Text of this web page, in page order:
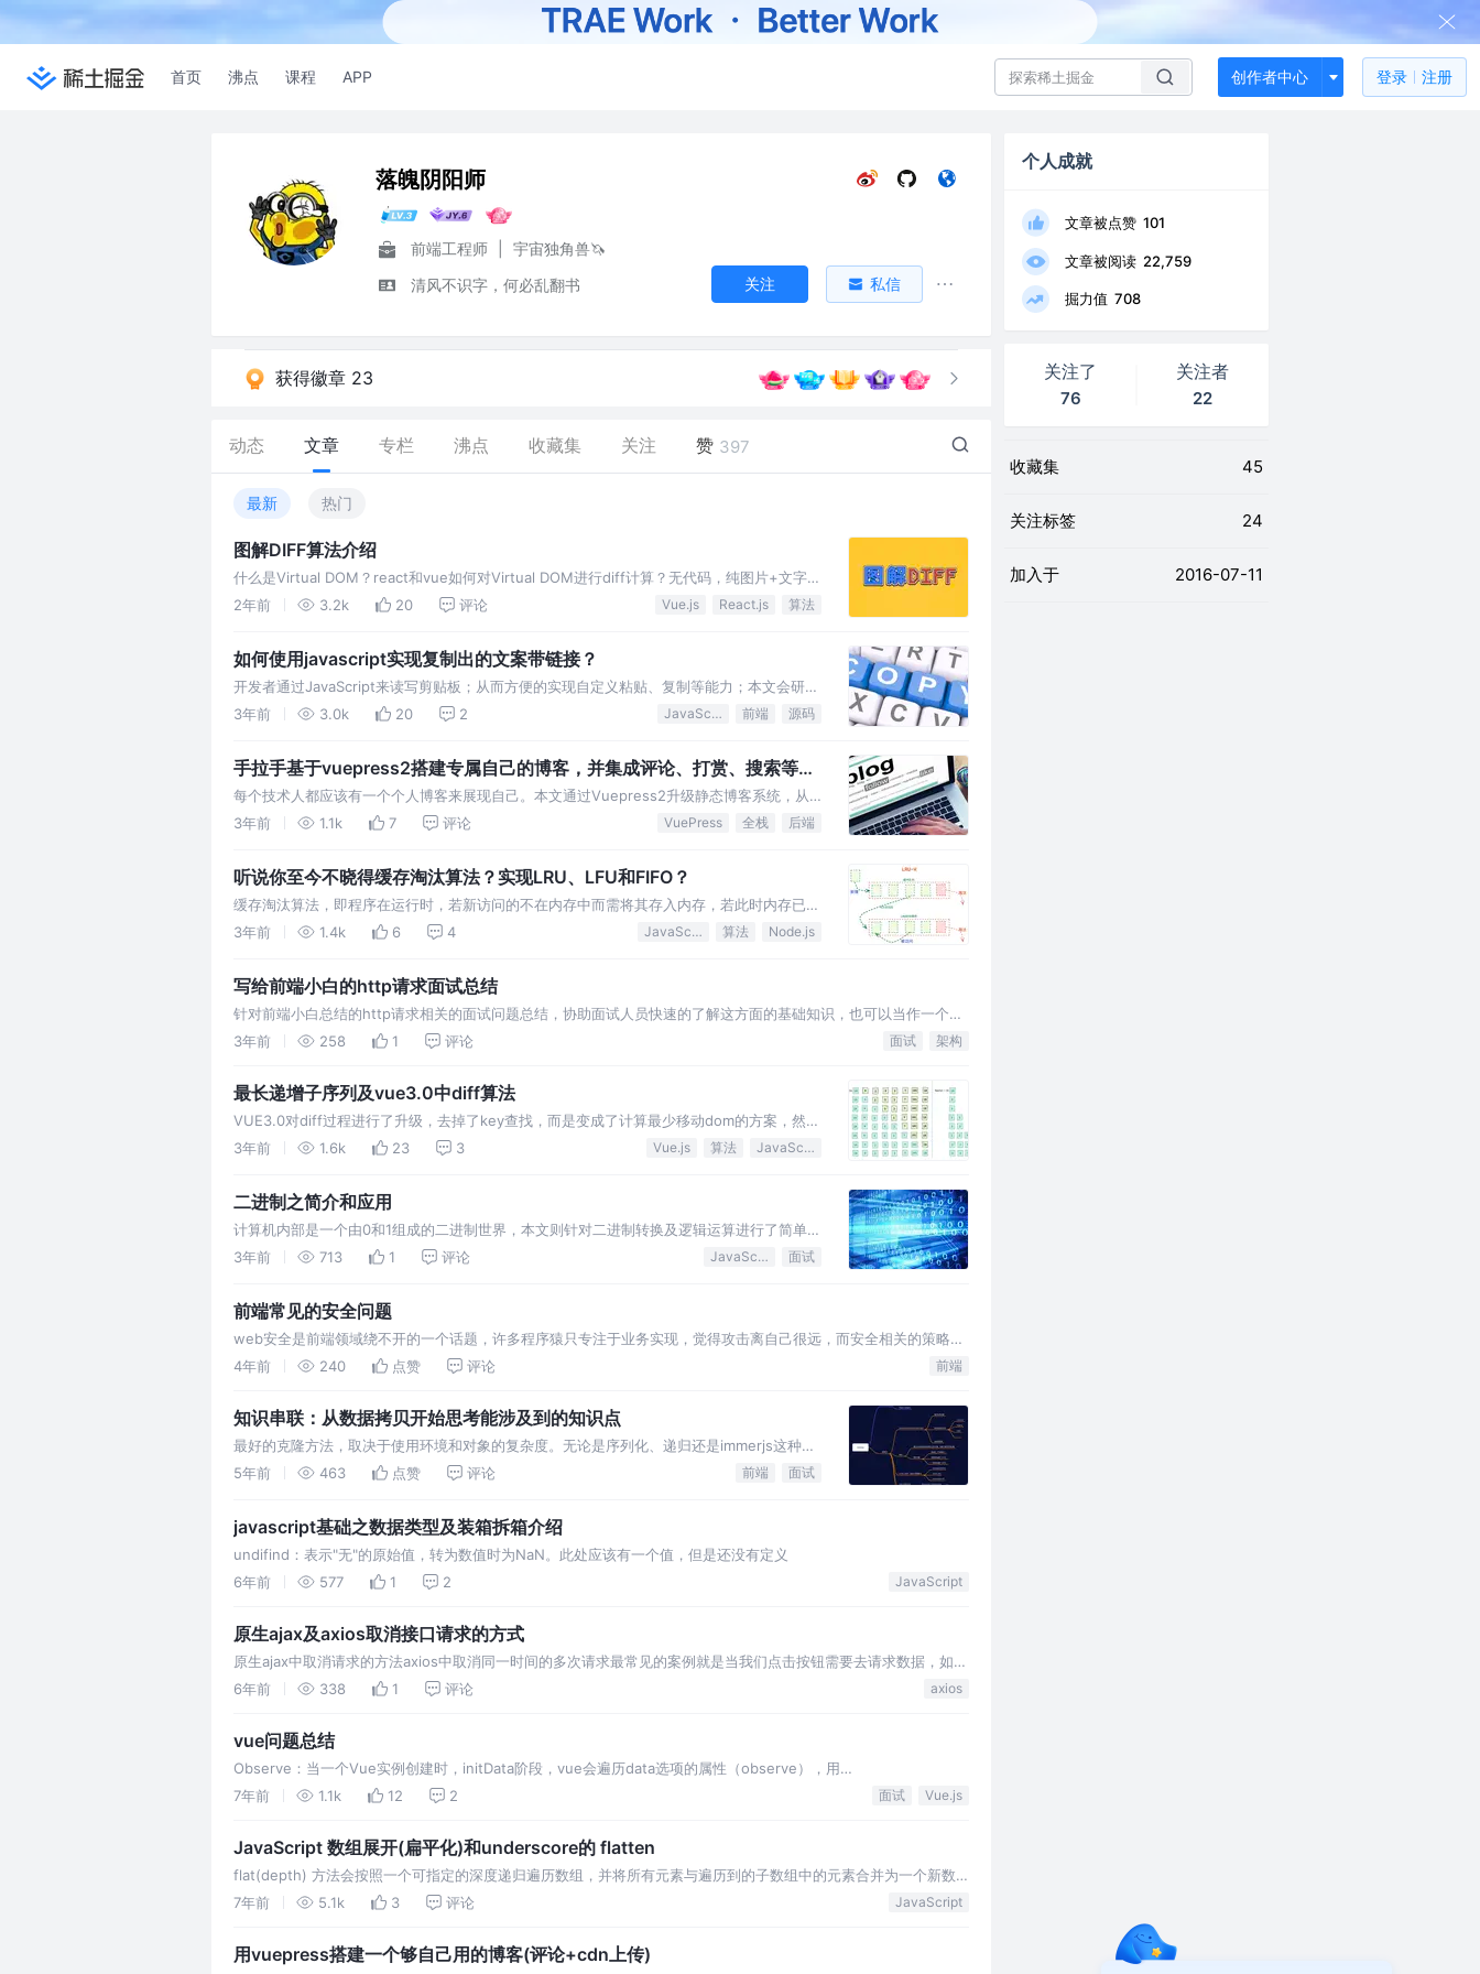
首页 沸点 课程 APP 创作者中心 登录 注册
落魄阴阳师
前端工程师
宇宙独角兽🦄️
清风不识字，何必乱翻书
关注 私信
获得徽章 23
动态 文章 专栏 沸点 收藏集 关注 赞 397
最新 热门
图解DIFF算法介绍
什么是Virtual DOM？react和vue如何对Virtual DOM进行diff计算？无代码，纯图片+文字讲
解的方式尽可能简单的讲解diff是如何实现的
2年前 3.2k 20 评论 Vue.js React.js 算法
如何使用javascript实现复制出的文案带链接？
开发者通过JavaScript来读写剪贴板；从而方便的实现自定义粘贴、复制等能力；本文会研究
Clipboard API和execCommand的使用方法，同时也会研读下clipboard.js
3年前 3.0k 20 2 JavaScript 前端 源码
手拉手基于vuepress2搭建专属自己的博客，并集成评论、打赏、搜索等常
用功能
每个技术人都应该有一个个人博客来展现自己。本文通过Vuepress2升级静态博客系统，从
零开始制作一个够用、专属自己的稳定博客。博客支持了评论、首页、列表页、分页、标签、
3年前 1.1k 7 评论 VuePress 全栈 后端
听说你至今不晓得缓存淘汰算法？实现LRU、LFU和FIFO？
缓存淘汰算法，即程序在运行时，若新访问的不在内存中而需将其存入内存，若此时内存已无
多余空间，就需要从内存中清除一些数据来存储最新的访问，而这个算法是针对需要淘汰的数
3年前 1.4k 6 4 JavaScript 算法 Node.js
写给前端小白的http请求面试总结
针对前端小白总结的http请求相关的面试问题总结，协助面试人员快速的了解这方面的基础知识，也可以当作一个入
门级别的知识储备
3年前 258 1 评论 面试 架构
最长递增子序列及vue3.0中diff算法
VUE3.0对diff过程进行了升级，去掉了key查找，而是变成了计算最少移动dom的方案，然后
在进行dom更新，它的计算方式就是以最长递增子序列算法为基础进行改造而来的，本文将一
3年前 1.6k 23 3 Vue.js 算法 JavaScript
二进制之简介和应用
计算机内部是一个由0和1组成的二进制世界，本文则针对二进制转换及逻辑运算进行了简单介
绍和代码示例。并针对二进制运算在vue3及工作中的应用进行了举例介绍
3年前 713 1 评论 JavaScript 面试
前端常见的安全问题
web安全是前端领域绕不开的一个话题，许多程序猿只专注于业务实现，觉得攻击离自己很远，而安全相关的策略也
只停留在面试层面。
4年前 240 点赞 评论 前端
知识串联：从数据拷贝开始思考能涉及到的知识点
最好的克隆方法，取决于使用环境和对象的复杂度。无论是序列化、递归还是immerjs这种代
理的方式，都各有各的好处和适用的地方，在合适的时机选择合适的方式，才能保证代码的效
5年前 463 点赞 评论 前端 面试
javascript基础之数据类型及装箱拆箱介绍
undifind：表示"无"的原始值，转为数值时为NaN。此处应该有一个值，但是还没有定义
6年前
577 1 2 JavaScript
原生ajax及axios取消接口请求的方式
原生ajax中取消请求的方法axios中取消同一时间的多次请求最常见的案例就是当我们点击按钮需要去请求数据，如果
按钮没有坐任何限制的话，当快速多次点击按钮，可能会同时发出好几条相同的请求，造成服务器压
6年前 338 1 评论 axios
vue问题总结
Observe：当一个Vue实例创建时，initData阶段，vue会遍历data选项的属性（observe），用
Object.defineProperty 将它们转为 getter/setter并且在内部追踪相关依赖(dep)，在属性被访问和修改时通知变
7年前 1.1k 12 2 面试 Vue.js
JavaScript 数组展开(扁平化)和underscore的 flatten
flat(depth) 方法会按照一个可指定的深度递归遍历数组，并将所有元素与遍历到的子数组中的元素合并为一个新数
组返回。参数depth表示要提取嵌套数组的结构深度,默认为1
7年前 5.1k 3 评论 JavaScript
用vuepress搭建一个够自己用的博客(评论+cdn上传)
个人成就
文章被点赞 101
文章被阅读 22,759
掘力值 708
关注了
76
关注者
22
收藏集 45
关注标签 24
加入于 2016-07-11